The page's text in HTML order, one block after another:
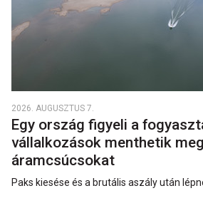
2026. AUGUSZTUS 7.
Egy ország figyeli a
vállalkozások menthetik
áramcsúcsokat
Paks kiesése és a brutális aszály után